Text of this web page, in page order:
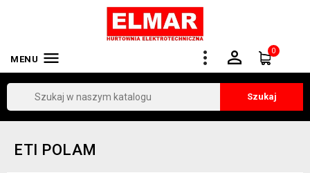
MENU  0

Szukaj
ETI POLAM